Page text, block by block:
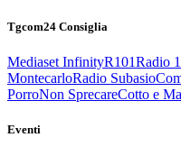
Tgcom24 Consiglia
Mediaset InfinityR101Radio
MontecarloRadio Subasio
PorroNon SprecareCotto e
Eventi